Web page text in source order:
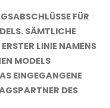
FÜR
SÄMTLICHE
LINIE NAMENS
MODELS
EINGEGANGENE
DES